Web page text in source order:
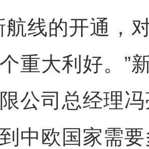
线的开通，对
重大利好。”
公司总经理
中欧国家需